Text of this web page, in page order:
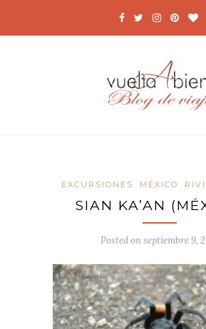
EXCURSIONES MÉXICO
SIAN KA’AN
Posted onseptiembre 9,